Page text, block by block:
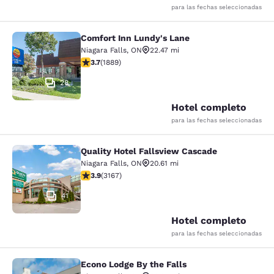
para las fechas seleccionadas
Comfort Inn Lundy's Lane
28
Comfort Inn Lundy's Lane
Niagara Falls, ON
22.47 mi
calificación de 3.67 estrellas. Bueno. 1889 reseñas
3.7(1889)
Hotel completo
para las fechas seleccionadas
Quality Hotel Fallsview Cascade
41
Quality Hotel Fallsview Cascade
Niagara Falls, ON
20.61 mi
calificación de 3.9 estrellas. Bueno. 3167 reseñas
3.9(3167)
Hotel completo
para las fechas seleccionadas
Econo Lodge By the Falls
Econo Lodge By the Falls